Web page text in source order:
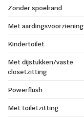
Zonder spoelrand
Met aardingsvoorziening
Kindertoilet
Met dijstukken/vaste
closetzitting
Powerflush
Met toiletzitting